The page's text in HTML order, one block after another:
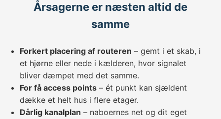
Årsagerne er næsten altid de
samme
Forkert placering af routeren – gemt i et skab, i
et hjørne eller nede i kælderen, hvor signalet
bliver dæmpet med det samme.
For få access points – ét punkt kan sjældent
dække et helt hus i flere etager.
Dårlig kanalplan – naboernes net og dit eget